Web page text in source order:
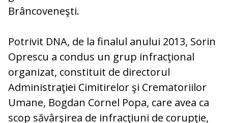
Brâncoveneşti.
Potrivit DNA, de la finalul anului 2013, Sorin
Oprescu a condus un grup infracţional
organizat, constituit de directorul
Administraţiei Cimitirelor şi Crematoriilor
Umane, Bogdan Cornel Popa, care avea ca
scop săvârşirea de infracţiuni de corupţie,